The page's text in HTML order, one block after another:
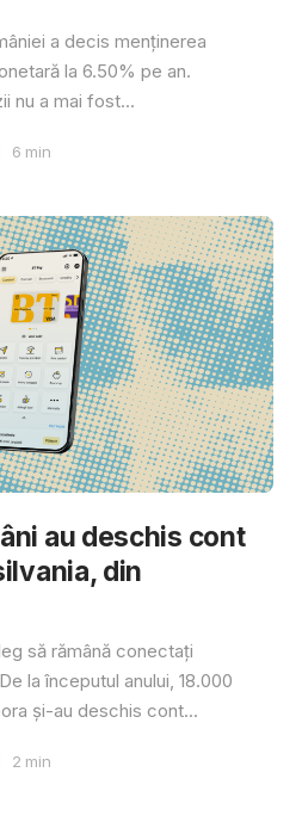
a decis menținerea
la 6.50% pe an.
nu a mai fost...
6 min
au deschis cont
din
să rămână conectați
la începutul anului, 18.000
și-au deschis cont...
2 min